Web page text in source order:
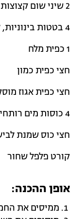
2 שיני שום קצוצות
4 בטטות בינוניות, קלופות וחתוכות לקוביות
1 כפית מלח
חצי כפית כמון
חצי כפית אגוז
4 כוסות מים רותחים
חצי כוס שמנת
קורט פלפל שחור
אופן ההכנה:
ממיסים את